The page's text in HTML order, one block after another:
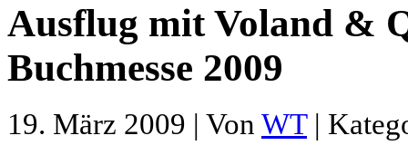
Ausflug mit Voland &
Buchmesse 2009
19. März 2009 | Von WT|